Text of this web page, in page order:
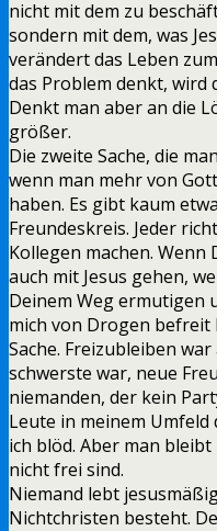
nicht mit dem zu
sondern mit dem, was
verändert das Leben
das Problem denkt, wird
Denkt man aber an die
größer.
Die zweite Sache, die
wenn man mehr von
haben. Es gibt kaum
Freundeskreis. Jeder
Kollegen machen.
auch mit Jesus gehen,
Deinem Weg ermutigen
mich von Drogen befreit
Sache. Freizubleiben
schwerste war, neue
niemanden, der kein
Leute in meinem
ich blöd. Aber man
nicht frei sind.
Niemand lebt
Nichtchristen besteht.